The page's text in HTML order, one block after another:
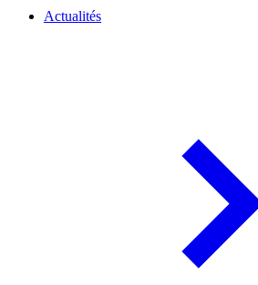
Actualités